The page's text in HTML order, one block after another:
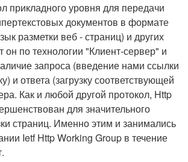
прикладного уровня для передачи
документов в формате
разметки веб - страниц) и других
он по технологии "Клиент-сервер" и
запроса (введение нами ссылки
и ответа (загрузку соответствующей
Как и любой другой протокол, Http
для значительного
страниц. Именно этим и занимались
Ietf Http Working Group в течение